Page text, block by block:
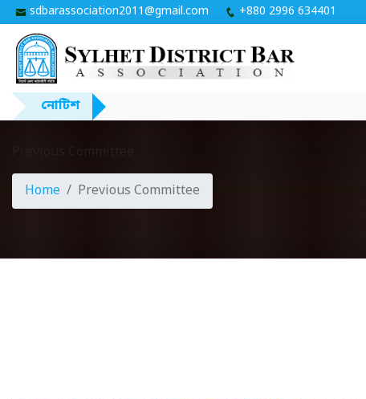
sdbarassociation2011@gmail.com +880 2996 634401
নোটিশ
Previous Committee
Home Previous Committee